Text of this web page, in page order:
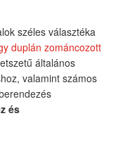
széles választéka
duplán zománcozott
általános
valamint számos
és